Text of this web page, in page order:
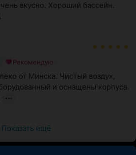
вкусно. Хороший бассейн.
Рекомендую
от Минска. Чистый воздух,
и оснащены корпуса.
Показать ещё